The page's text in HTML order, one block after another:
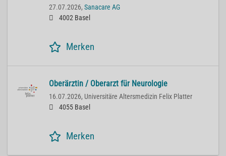
27.07.2026, Sanacare AG
4002 Basel
Merken
Oberärztin / Oberarzt für Neurologie
16.07.2026, Universitäre Altersmedizin Felix Platter
4055 Basel
Merken